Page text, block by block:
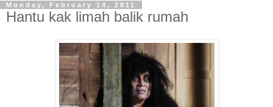
Monday, February 14, 2011
Hantu kak limah balik rumah